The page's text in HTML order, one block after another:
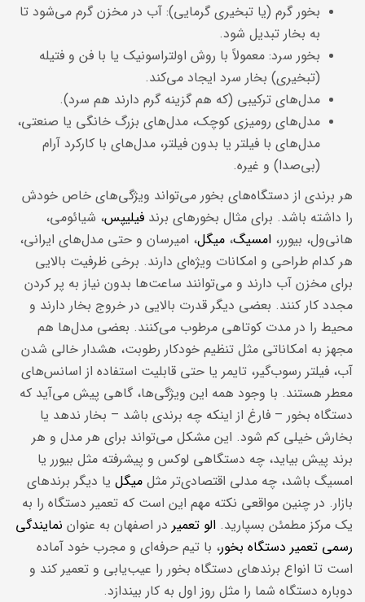
بخور گرم (یا تبخیری گرمایی): آب در مخزن گرم می‌شود تا
به بخار تبدیل شود.
بخور سرد: معمولاً با روش اولتراسونیک یا با فن و فتیله
(تبخیری) بخار سرد ایجاد می‌کند.
مدل‌های ترکیبی (که هم گزینه گرم دارند هم سرد).
مدل‌های رومیزی کوچک، مدل‌های بزرگ خانگی یا صنعتی،
مدل‌های با فیلتر یا بدون فیلتر، مدل‌های با کارکرد آرام
(بی‌صدا) و غیره.
هر برندی از دستگاه‌های بخور می‌تواند ویژگی‌های خاص خودش
را داشته باشد. برای مثال بخورهای برند فیلیپس، شیائومی،
هانی‌ول، بیورر، امسیگ، میگل، امیرسان و حتی مدل‌های ایرانی،
هر کدام طراحی و امکانات ویژه‌ای دارند. برخی ظرفیت بالایی
برای مخزن آب دارند و می‌توانند ساعت‌ها بدون نیاز به پر کردن
مجدد کار کنند. بعضی دیگر قدرت بالایی در خروج بخار دارند و
محیط را در مدت کوتاهی مرطوب می‌کنند. بعضی مدل‌ها هم
مجهز به امکاناتی مثل تنظیم خودکار رطوبت، هشدار خالی شدن
آب، فیلتر رسوب‌گیر، تایمر یا حتی قابلیت استفاده از اسانس‌های
معطر هستند. با وجود همه این ویژگی‌ها، گاهی پیش می‌آید که
دستگاه بخور – فارغ از اینکه چه برندی باشد – بخار ندهد یا
بخارش خیلی کم شود. این مشکل می‌تواند برای هر مدل و هر
برند پیش بیاید، چه دستگاهی لوکس و پیشرفته مثل بیورر یا
امسیگ باشد، چه مدلی اقتصادی‌تر مثل میگل یا دیگر برندهای
بازار. در چنین مواقعی نکته مهم این است که تعمیر دستگاه را به
یک مرکز مطمئن بسپارید. الو تعمیر در اصفهان به عنوان نمایندگی
رسمی تعمیر دستگاه بخور، با تیم حرفه‌ای و مجرب خود آماده
است تا انواع برندهای دستگاه بخور را عیب‌یابی و تعمیر کند و
دوباره دستگاه شما را مثل روز اول به کار بیندازد.